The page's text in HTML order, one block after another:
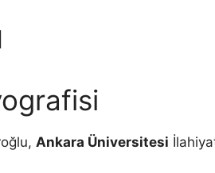
Ankara Üniversitesi